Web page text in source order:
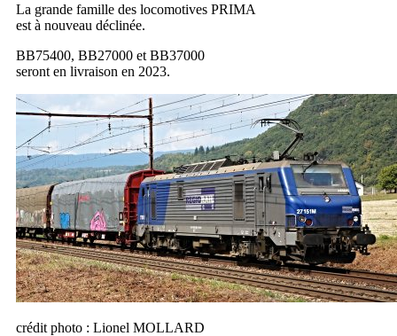
La grande famille des locomotives PRIMA
est à nouveau déclinée.
BB75400, BB27000 et BB37000
seront en livraison en 2023.
crédit photo : Lionel MOLLARD